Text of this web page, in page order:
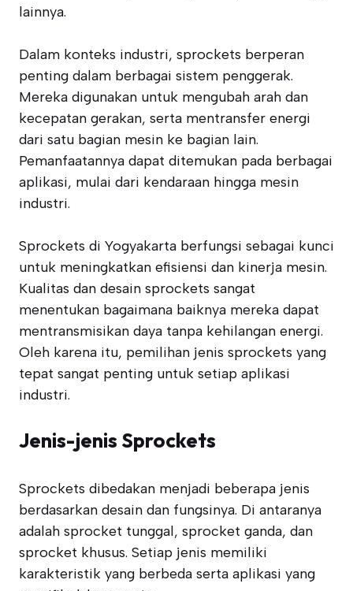
lainnya.
Dalam konteks industri, sprockets berperan
penting dalam berbagai sistem penggerak.
Mereka digunakan untuk mengubah arah dan
kecepatan gerakan, serta mentransfer energi
dari satu bagian mesin ke bagian lain.
Pemanfaatannya dapat ditemukan pada berbagai
aplikasi, mulai dari kendaraan hingga mesin
industri.
Sprockets di Yogyakarta berfungsi sebagai kunci
untuk meningkatkan efisiensi dan kinerja mesin.
Kualitas dan desain sprockets sangat
menentukan bagaimana baiknya mereka dapat
mentransmisikan daya tanpa kehilangan energi.
Oleh karena itu, pemilihan jenis sprockets yang
tepat sangat penting untuk setiap aplikasi
industri.
Jenis-jenis Sprockets
Sprockets dibedakan menjadi beberapa jenis
berdasarkan desain dan fungsinya. Di antaranya
adalah sprocket tunggal, sprocket ganda, dan
sprocket khusus. Setiap jenis memiliki
karakteristik yang berbeda serta aplikasi yang